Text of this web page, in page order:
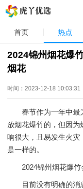
首页 热点
2024锦州烟花爆
烟花
时间：2023-12-18 10:03:31
春节作为一年中最
放烟花爆竹的，但因
响很大，且易发生火
是一样的。
2024锦州烟花爆竹
目前没有明确的消